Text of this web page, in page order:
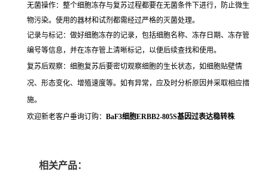
无菌操作：整个细胞冻存与复苏过程都要在无菌条件下进行，防止微生
物污染。使用的器材和试剂都需经过严格的灭菌处理。
记录与标记：做好细胞冻存的记录，包括细胞名称、冻存日期、冻存管
编号等信息，并在冻存管上清晰标记，以便后续查找和使用。
复苏后观察：细胞复苏后要密切观察细胞的生长状态，如细胞贴壁情
况、形态变化、增殖速度等。如有异常，应及时分析原因并采取相应措
施。
欢迎新老客户垂询订购： BaF3细胞ERBB2-805S基因过表达稳转株
相关产品：